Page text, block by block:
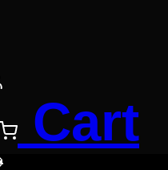
Cart